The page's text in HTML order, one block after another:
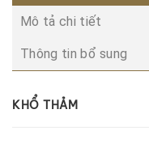
Mô tả chi tiết
Thông tin bổ sung
KHỔ THẢM